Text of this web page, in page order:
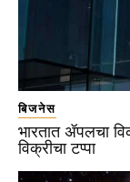
बिजनेस
भारतात ॲपलचा
विक्रीचा टप्पा